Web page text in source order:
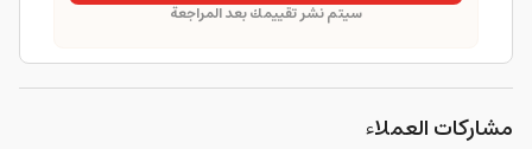
سيتم نشر تقييمك بعد المراجعة
مشاركات العملاء